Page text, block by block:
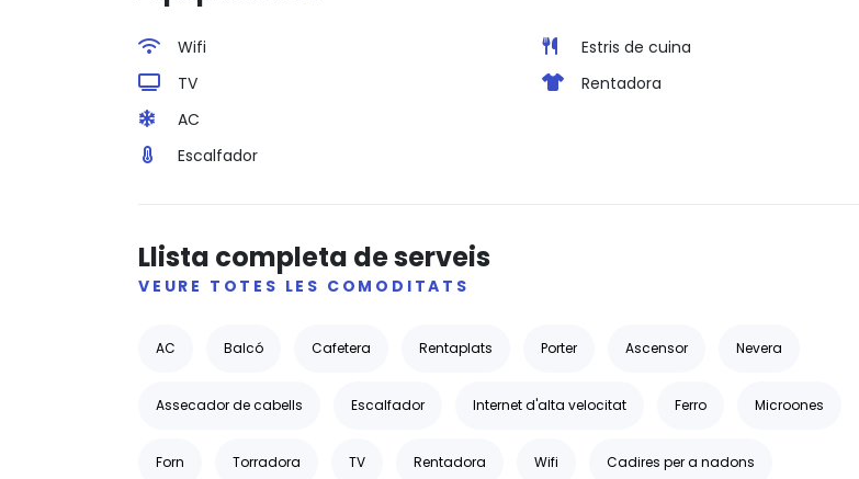
Wifi
TV
AC
Escalfador
Estris de cuina
Rentadora
Llista completa de serveis
VEURE TOTES LES COMODITATS
AC Balcó Cafetera Rentaplats Porter Ascensor Nevera
Assecador de cabells Escalfador Internet d'alta velocitat Ferro Microones
Forn Torradora TV Rentadora Wifi Cadires per a nadons